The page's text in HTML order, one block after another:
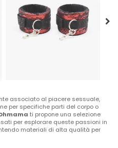
associato al piacere sessuale,
per specifiche parti del corpo o
ti propone una selezione
per esplorare queste passioni in
materiali di alta qualità per